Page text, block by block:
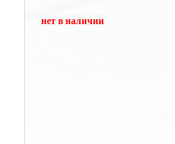
нет в наличии